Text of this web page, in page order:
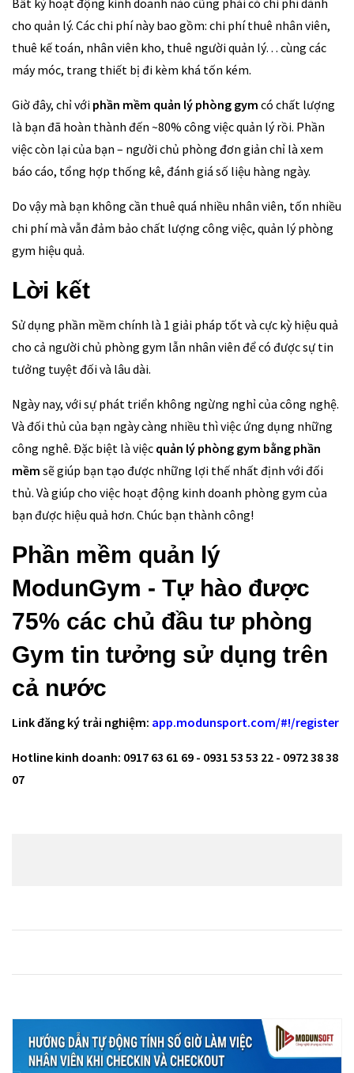
cho quản lý. Các chi phí này bao gồm: chi phí thuê nhân viên,
thuê kế toán, nhân viên kho, thuê người quản lý… cùng các
máy móc, trang thiết bị đi kèm khá tốn kém.
Giờ đây, chỉ với phần mềm quản lý phòng gym có chất lượng
là bạn đã hoàn thành đến ~80% công việc quản lý rồi. Phần
việc còn lại của bạn – người chủ phòng đơn giản chỉ là xem
báo cáo, tổng hợp thống kê, đánh giá số liệu hàng ngày.
Do vậy mà bạn không cần thuê quá nhiều nhân viên, tốn nhiều
chi phí mà vẫn đảm bảo chất lượng công việc, quản lý phòng
gym hiệu quả.
Lời kết
Sử dụng phần mềm chính là 1 giải pháp tốt và cực kỳ hiệu quả
cho cả người chủ phòng gym lẫn nhân viên để có được sự tin
tưởng tuyệt đối và lâu dài.
Ngày nay, với sự phát triển không ngừng nghỉ của công nghệ.
Và đối thủ của bạn ngày càng nhiều thì việc ứng dụng những
công nghê. Đặc biệt là việc quản lý phòng gym bằng phần
mềm sẽ giúp bạn tạo được những lợi thế nhất định với đối
thủ. Và giúp cho việc hoạt động kinh doanh phòng gym của
bạn được hiệu quả hơn. Chúc bạn thành công!
Phần mềm quản lý
ModunGym - Tự hào được
75% các chủ đầu tư phòng
Gym tin tưởng sử dụng trên
cả nước
Link đăng ký trải nghiệm: app.modunsport.com/#!/register
Hotline kinh doanh: 0917 63 61 69 - 0931 53 53 22 - 0972 38 38
07